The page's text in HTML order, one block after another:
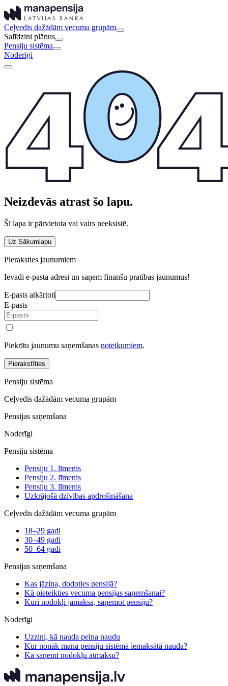
Ceļvedis dažādām vecuma grupām
Salīdzini plānus
Pensiju sistēma
Noderīgi
Neizdevās atrast šo lapu.
Šī lapa ir pārvietota vai vairs neeksistē.
Uz Sākumlapu
Pieraksties jaunumiem
Ievadi e-pasta adresi un saņem finanšu pratības jaunumus!
E-pasts atkārtoti
E-pasts
Piekrītu jaunumu saņemšanas noteikumiem.
Pierakstīties
Pensiju sistēma
Ceļvedis dažādām vecuma grupām
Pensijas saņemšana
Noderīgi
Pensiju sistēma
Pensiju 1. līmenis
Pensiju 2. līmenis
Pensiju 3. līmenis
Uzkrājošā dzīvības apdrošināšana
Ceļvedis dažādām vecuma grupām
18–29 gadi
30–49 gadi
50–64 gadi
Pensijas saņemšana
Kas jāzina, dodoties pensijā?
Kā pieteikties vecuma pensijas saņemšanai?
Kuri nodokļi jāmaksā, saņemot pensiju?
Noderīgi
Uzzini, kā nauda pelna naudu
Kur nonāk mana pensiju sistēmā iemaksātā nauda?
Kā saņemt nodokļu atmaksu?